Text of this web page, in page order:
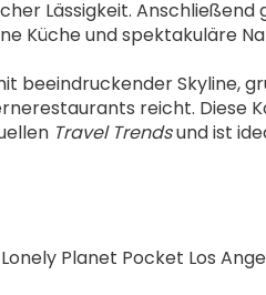
Küche und spektakuläre
beeindruckender Skyline,
reicht. Diese
Travel Trends und ist
Planet Pocket Los